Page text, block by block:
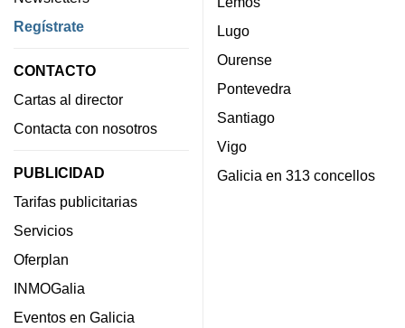
Regístrate
CONTACTO
Cartas al director
Contacta con nosotros
PUBLICIDAD
Tarifas publicitarias
Servicios
Oferplan
INMOGalia
Eventos en Galicia
Lugo
Ourense
Pontevedra
Santiago
Vigo
Galicia en 313 concellos